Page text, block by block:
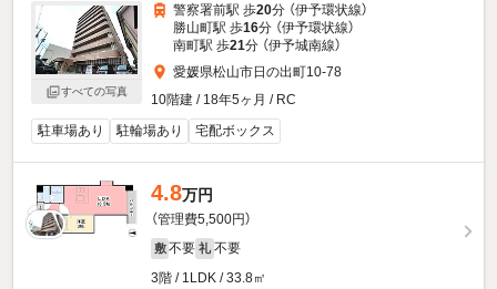
すべての写真
警察署前駅 歩20分 （伊予環状線）
勝山町駅 歩16分 （伊予環状線）
南町駅 歩21分 （伊予城南線）
愛媛県松山市日の出町10-78
10階建 / 18年5ヶ月 / RC
駐車場あり
駐輪場あり 宅配ボックス
4.8万円
（管理費5,500円）
敷 不要 礼 不要
3階 / 1LDK / 33.8㎡